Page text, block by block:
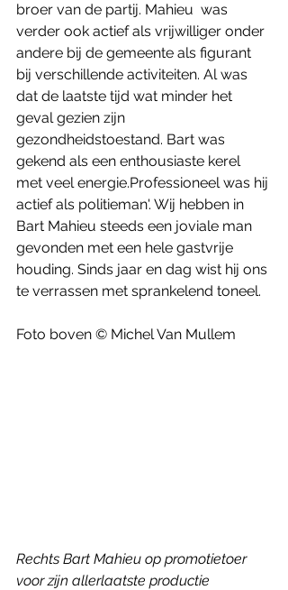
broer van de partij. Mahieu  was
verder ook actief als vrijwilliger onder
andere bij de gemeente als figurant
bij verschillende activiteiten. Al was
dat de laatste tijd wat minder het
geval gezien zijn
gezondheidstoestand. Bart was
gekend als een enthousiaste kerel
met veel energie.Professioneel was hij
actief als politieman'. Wij hebben in
Bart Mahieu steeds een joviale man
gevonden met een hele gastvrije
houding. Sinds jaar en dag wist hij ons
te verrassen met sprankelend toneel.
Foto boven © Michel Van Mullem
Rechts Bart Mahieu op promotietoer
voor zijn allerlaatste productie